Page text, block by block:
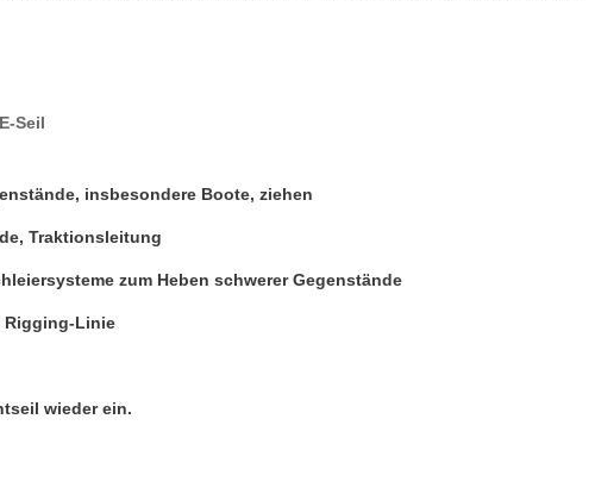
Seil
insbesondere Boote, ziehen
Traktionsleitung
zum Heben schwerer Gegenstände
Rigging-Linie
wieder ein.